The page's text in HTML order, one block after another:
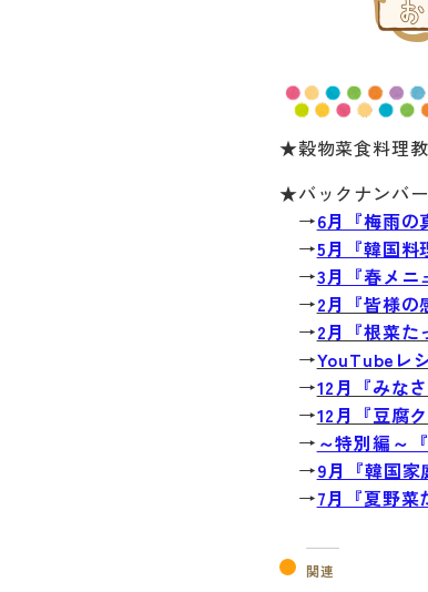
★穀物菜食料理
★バックナンバ
→6月『梅雨の
→5月『韓国料
→3月『春メニ
→2月『皆様の
→2月『根菜た
→YouTubeレ
→12月『みな
→12月『豆腐
→ ～特別編～
→9月『韓国家
→7月『夏野菜
関連